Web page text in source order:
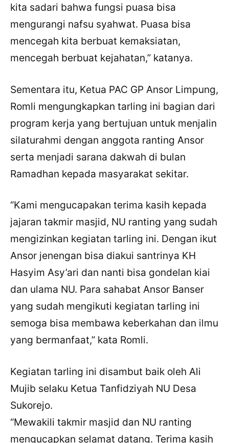
kita sadari bahwa fungsi puasa bisa
mengurangi nafsu syahwat. Puasa bisa
mencegah kita berbuat kemaksiatan,
mencegah berbuat kejahatan,” katanya.
Sementara itu, Ketua PAC GP Ansor Limpung,
Romli mengungkapkan tarling ini bagian dari
program kerja yang bertujuan untuk menjalin
silaturahmi dengan anggota ranting Ansor
serta menjadi sarana dakwah di bulan
Ramadhan kepada masyarakat sekitar.
“Kami mengucapakan terima kasih kepada
jajaran takmir masjid, NU ranting yang sudah
mengizinkan kegiatan tarling ini. Dengan ikut
Ansor jenengan bisa diakui santrinya KH
Hasyim Asy’ari dan nanti bisa gondelan kiai
dan ulama NU. Para sahabat Ansor Banser
yang sudah mengikuti kegiatan tarling ini
semoga bisa membawa keberkahan dan ilmu
yang bermanfaat,” kata Romli.
Kegiatan tarling ini disambut baik oleh Ali
Mujib selaku Ketua Tanfidziyah NU Desa
Sukorejo.
“Mewakili takmir masjid dan NU ranting
mengucapkan selamat datang. Terima kasih